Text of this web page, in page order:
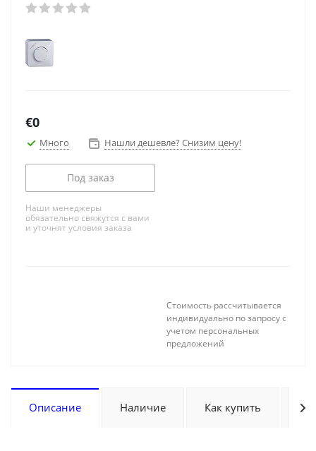
€0
Много Нашли дешевле? Снизим цену!
Под заказ
Наши менеджеры
обязательно свяжутся с вами
и уточнят условия заказа
Стоимость рассчитывается
индивидуально по запросу с
учетом персональных
предложений
Описание Наличие Как купить